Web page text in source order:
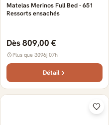
Matelas Merinos Full Bed - 651
Ressorts ensachés
Dès 809,00 €
Plus que 3096j 07h
Détail